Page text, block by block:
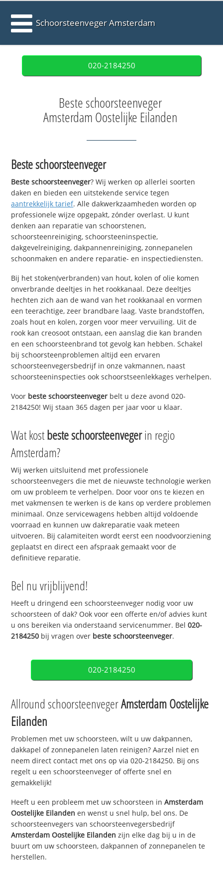
Schoorsteenveger Amsterdam
020-2184250
Beste schoorsteenveger
Amsterdam Oostelijke Eilanden
Beste schoorsteenveger
Beste schoorsteenveger? Wij werken op allerlei soorten
daken en bieden een uitstekende service tegen
aantrekkelijk tarief. Alle dakwerkzaamheden worden op
professionele wijze opgepakt, zónder overlast. U kunt
denken aan reparatie van schoorstenen,
schoorsteenreiniging, schoorsteeninspectie,
dakgevelreiniging, dakpannenreiniging, zonnepanelen
schoonmaken en andere reparatie- en inspectiediensten.
Bij het stoken(verbranden) van hout, kolen of olie komen
onverbrande deeltjes in het rookkanaal. Deze deeltjes
hechten zich aan de wand van het rookkanaal en vormen
een teerachtige, zeer brandbare laag. Vaste brandstoffen,
zoals hout en kolen, zorgen voor meer vervuiling. Uit de
rook kan creosoot ontstaan, een aanslag die kan branden
en een schoorsteenbrand tot gevolg kan hebben. Schakel
bij schoorsteenproblemen altijd een ervaren
schoorsteenvegersbedrijf in onze vakmannen, naast
schoorsteeninspecties ook schoorstseenlekkages verhelpen.
Voor beste schoorsteenveger belt u deze avond 020-
2184250! Wij staan 365 dagen per jaar voor u klaar.
Wat kostbeste schoorsteenvegerin regio
Amsterdam?
Wij werken uitsluitend met professionele
schoorsteenvegers die met de nieuwste technologie werken
om uw probleem te verhelpen. Door voor ons te kiezen en
met vakmensen te werken is de kans op verdere problemen
minimaal. Onze servicewagens hebben altijd voldoende
voorraad en kunnen uw dakreparatie vaak meteen
uitvoeren. Bij calamiteiten wordt eerst een noodvoorziening
geplaatst en direct een afspraak gemaakt voor de
definitieve reparatie.
Bel nu vrijblijvend!
Heeft u dringend een schoorsteenveger nodig voor uw
schoorsteen of dak? Ook voor een offerte en/of advies kunt
u ons bereiken via onderstaand servicenummer. Bel020-
2184250 bij vragen over beste schoorsteenveger.
020-2184250
Allround schoorsteenvegerAmsterdam Oostelijke
Eilanden
Problemen met uw schoorsteen, wilt u uw dakpannen,
dakkapel of zonnepanelen laten reinigen? Aarzel niet en
neem direct contact met ons op via 020-2184250. Bij ons
regelt u een schoorsteenveger of offerte snel en
gemakkelijk!
Heeft u een probleem met uw schoorsteen inAmsterdam
Oostelijke Eilandenen wenst u snel hulp, bel ons. De
schoorsteenvegers van schoorsteenvegersbedrijf
Amsterdam Oostelijke Eilandenzijn elke dag bij u in de
buurt om uw schoorsteen, dakpannen of zonnepanelen te
herstellen.